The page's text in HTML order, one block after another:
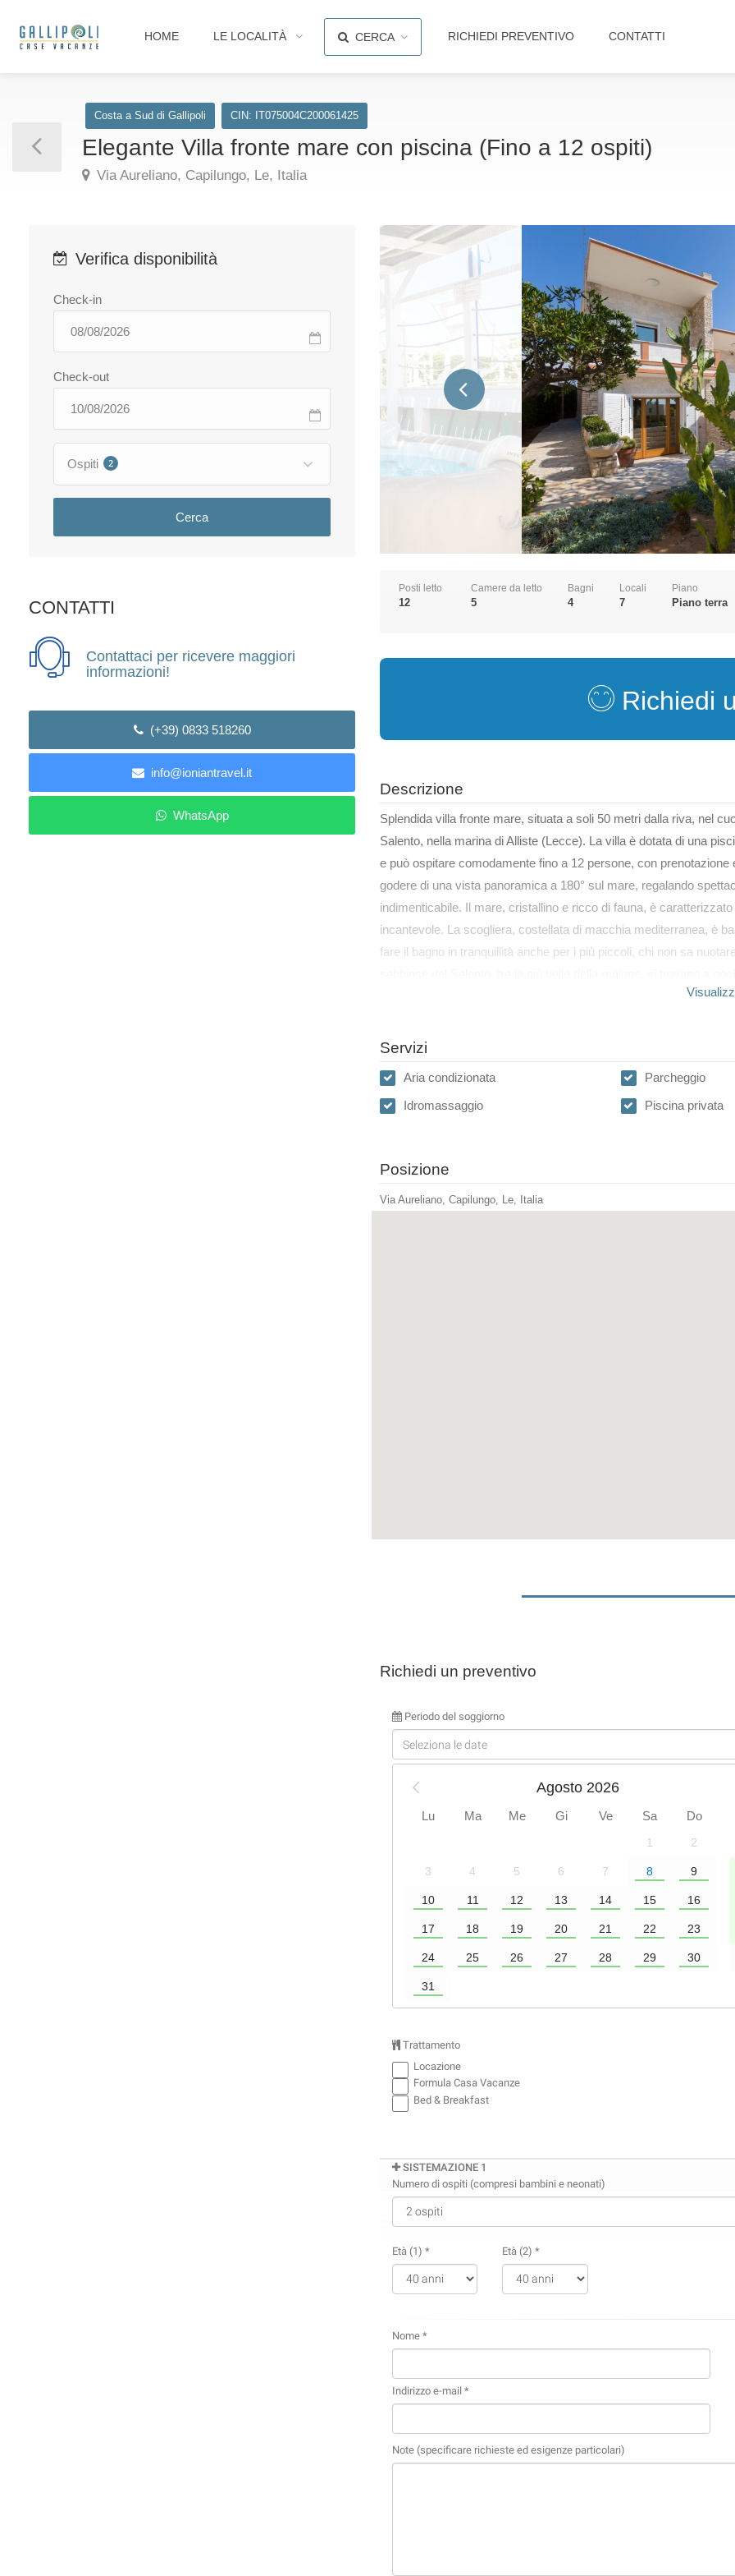
HOME LE LOCALITÀ CERCA RICHIEDI PREVENTIVO CONTATTI
Costa a Sud di Gallipoli CIN: IT075004C200061425
Elegante Villa fronte mare con piscina (Fino a 12 ospiti)
Via Aureliano, Capilungo, Le, Italia
Verifica disponibilità
Check-in
Check-out
Ospiti 2
Cerca
CONTATTI
Contattaci per ricevere maggiori
informazioni!
(+39) 0833 518260
info@ioniantravel.it
WhatsApp
Posti letto
12
Camere da letto
5
Bagni
4
Locali
7
Piano
Piano terra
Richiedi
Descrizione
Splendida villa fronte mare, situata a soli 50 metri dalla riva, nel
Salento, nella marina di Alliste (Lecce). La villa è dotata di una
e può ospitare comodamente fino a 12 persone, con
godere di una vista panoramica a 180° sul mare, regalando
indimenticabile. Il mare, cristallino e ricco di fauna, è
incantevole. La scogliera, costellata di macchia mediterranea, è
fare il bagno in tranquillità anche per i più piccoli, chi non sa
Servizi
Aria condizionata
Idromassaggio
Parcheggio
Piscina privata
Posizione
Via Aureliano, Capilungo, Le, Italia
Richiedi un preventivo